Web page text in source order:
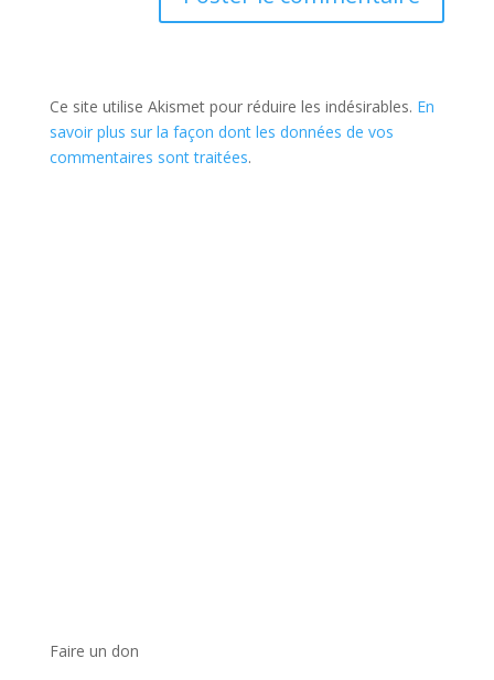
Ce site utilise Akismet pour réduire les indésirables. En
savoir plus sur la façon dont les données de vos
commentaires sont traitées.
Faire un don